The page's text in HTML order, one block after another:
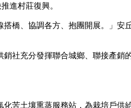
進村莊復興。
橋、協調各方、抱團開展。」安
社充分發揮聯合城鄉、聯接產銷
苦土壤熏蒸服務站，為栽培戶供